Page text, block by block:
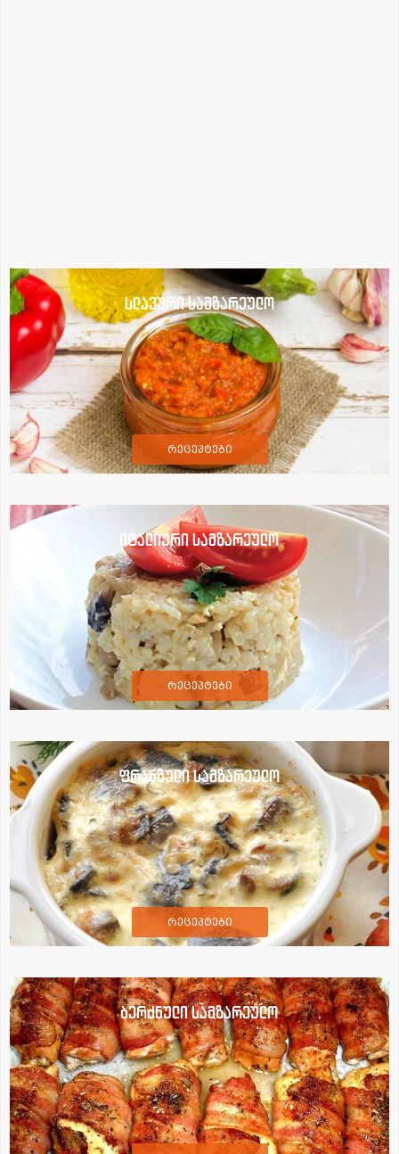
სლავური სამზარეულო
რეცეპტები
იტალიური სამზარეულო
რეცეპტები
ფრანგული სამზარეულო
რეცეპტები
ბერძნული სამზარეულო